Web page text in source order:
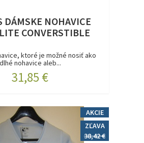
DÁMSKE NOHAVICE
CONVERSTIBLE
ktoré je možné nosiť ako
dlhé nohavice aleb...
31,85 €
AKCIE
ZĽAVA
38,42 €